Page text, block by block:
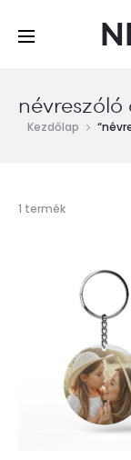
Kezdőlap
1 termékÖsszesen